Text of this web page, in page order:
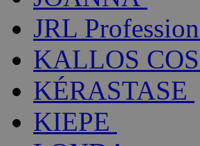
JRL
KALLOS
KÉRASTASE
KIEPE